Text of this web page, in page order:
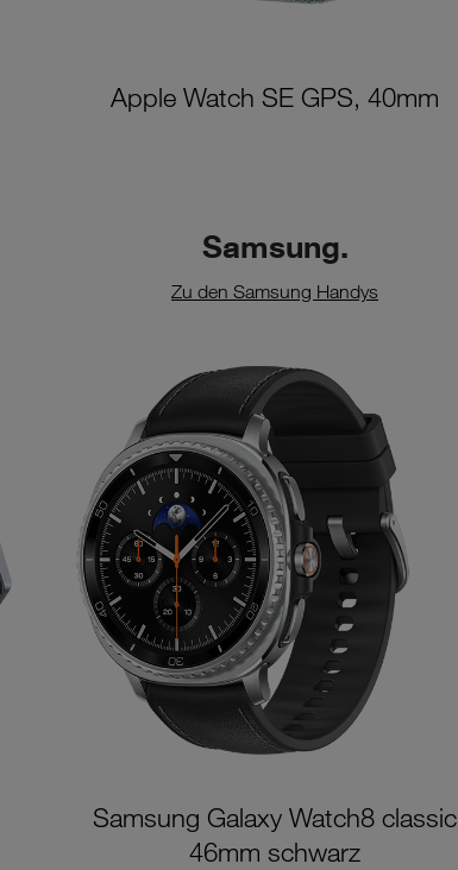
Apple Watch SE GPS, 40mm
Samsung.
Zu den Samsung Handys
Samsung Galaxy Watch8 classic
46mm schwarz